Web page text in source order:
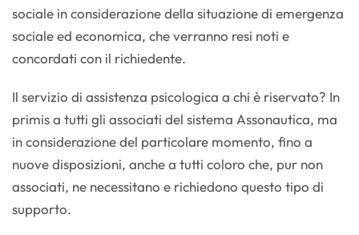
sociale in considerazione della situazione di emergenza
sociale ed economica, che verranno resi noti e
concordati con il richiedente.
Il servizio di assistenza psicologica a chi è riservato? In
primis a tutti gli associati del sistema Assonautica, ma
in considerazione del particolare momento, fino a
nuove disposizioni, anche a tutti coloro che, pur non
associati, ne necessitano e richiedono questo tipo di
supporto.